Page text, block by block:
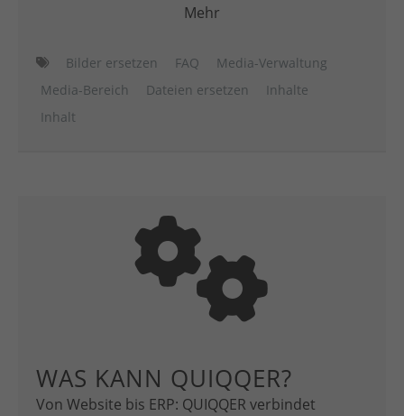
Mehr
Bilder ersetzen FAQ
Media-Verwaltung
Media-Bereich
Dateien ersetzen
Inhalte
Inhalt
WAS KANN QUIQQER?
Von Website bis ERP: QUIQQER verbindet